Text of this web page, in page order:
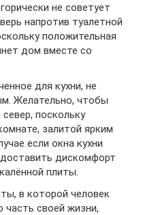
не советует
напротив туалетной
положительная
дом вместе со
для кухни, не
Желательно, чтобы
поскольку
залитой ярким
если окна кухни
дискомфорт
плиты.
в которой человек
часть своей жизни,